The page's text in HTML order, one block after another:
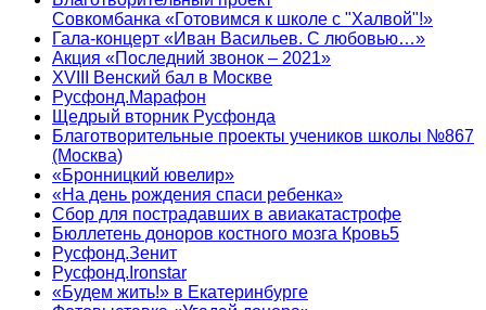
Совкомбанка «Готовимся к школе с "Халвой"!»
Гала-концерт «Иван Васильев. С любовью…»
Акция «Последний звонок – 2021»
XVIII Венский бал в Москве
Русфонд.Марафон
Щедрый вторник Русфонда
Благотворительные проекты учеников школы №867
(Москва)
«Бронницкий ювелир»
«На день рождения спаси ребенка»
Сбор для пострадавших в авиакатастрофе
Бюллетень доноров костного мозга Кровь5
Русфонд.Зенит
Русфонд.Ironstar
«Будем жить!» в Екатеринбурге